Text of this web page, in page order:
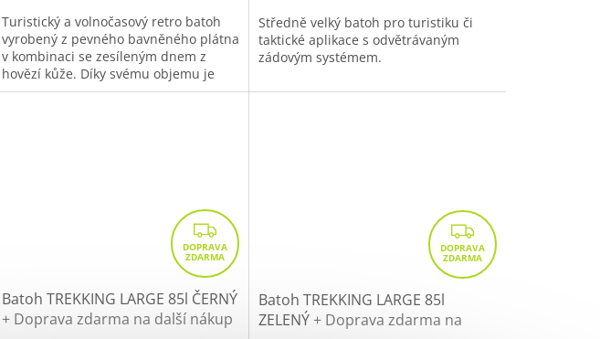
Turistický a volnočasový retro batoh
vyrobený z pevného bavněného plátna
v kombinaci se zesíleným dnem z
hovězí kůže. Díky svému objemu je
perfektní volbou na EDC. Veškerý...
Středně velký batoh pro turistiku či
taktické aplikace s odvětrávaným
zádovým systémem.
Z
D
A
R
M
Batoh TREKKING LARGE 85l ČERNÝ
+ Doprava zdarma na další nákup
Z
D
A
Batoh TREKKING LARGE 85l
ZELENÝ+ Doprava zdarma na